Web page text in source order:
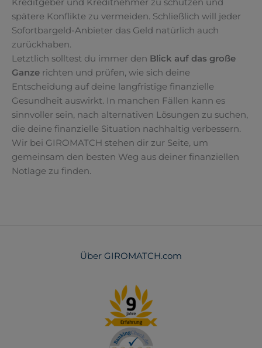
Kreditgeber und Kreditnehmer zu schützen und
spätere Konflikte zu vermeiden. Schließlich will jeder
Sofortbargeld-Anbieter das Geld natürlich auch
zurückhaben.
Letztlich solltest du immer den Blick auf das große
Ganze richten und prüfen, wie sich deine
Entscheidung auf deine langfristige finanzielle
Gesundheit auswirkt. In manchen Fällen kann es
sinnvoller sein, nach alternativen Lösungen zu suchen,
die deine finanzielle Situation nachhaltig verbessern.
Wir bei GIROMATCH stehen dir zur Seite, um
gemeinsam den besten Weg aus deiner finanziellen
Notlage zu finden.
Über GIROMATCH.com